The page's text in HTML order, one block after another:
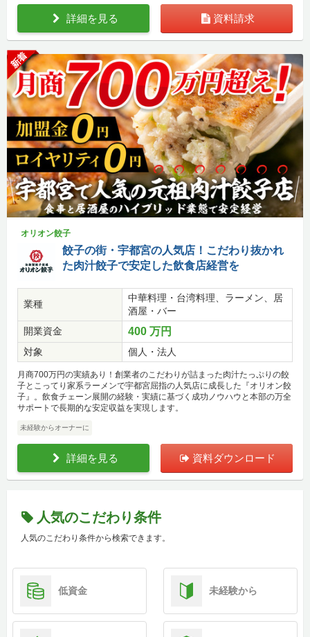
詳細を見る 資料請求
新着
オリオン餃子
餃子の街・宇都宮の人気店！こだわり抜かれ
た肉汁餃子で安定した飲食店経営を
業種
中華料理・台湾料理、ラーメン、居
酒屋・バー
開業資金
400 万円
対象 個人・法人
月商700万円の実績あり！創業者のこだわりが詰まった肉汁たっぷりの餃
子とこってり家系ラーメンで宇都宮屈指の人気店に成長した『オリオン餃
子』。飲食チェーン展開の経験・実績に基づく成功ノウハウと本部の万全
サポートで長期的な安定収益を実現します。
未経験からオーナーに
詳細を見る 資料ダウンロード
人気のこだわり条件
人気のこだわり条件から検索できます。
低資金 未経験から